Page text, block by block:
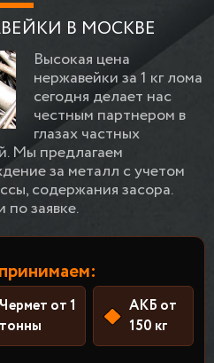
В МОСКВЕ
Высокая цена
нержавейки за 1 кг лома
сегодня делает нас
честным партнером в
глазах частных
Мы предлагаем
за металл с учетом
содержания засора.
заявке.
Чермет от 1
тонны
АКБ от
150 кг